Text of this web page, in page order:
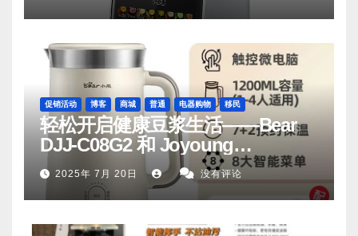
促销活动 博客 商城 普通 电器购物 移民
轻松开启健康豆浆生活——Bear
DJJ‑C08G2 和 Joyoung
DJ06M‑D53，你值得拥有
2025年 7月 20日 没有评论